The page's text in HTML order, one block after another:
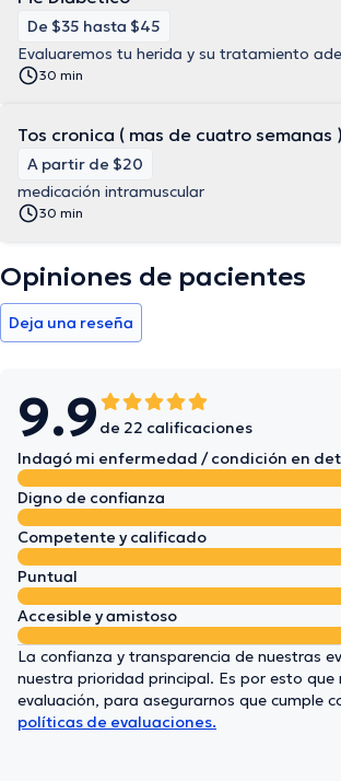
De $35 hasta $45
Evaluaremos tu herida y su tratamiento
30 min
Tos cronica ( mas de cuatro semanas )
A partir de $20
medicación intramuscular
30 min
Opiniones de pacientes
Deja una reseña
9.9 de 22 calificaciones
Indagó mi enfermedad / condición en
Digno de confianza
Competente y calificado
Puntual
Accesible y amistoso
La confianza y transparencia de nuestras
nuestra prioridad principal. Es por esto que
evaluación, para asegurarnos que cumple
políticas de evaluaciones.